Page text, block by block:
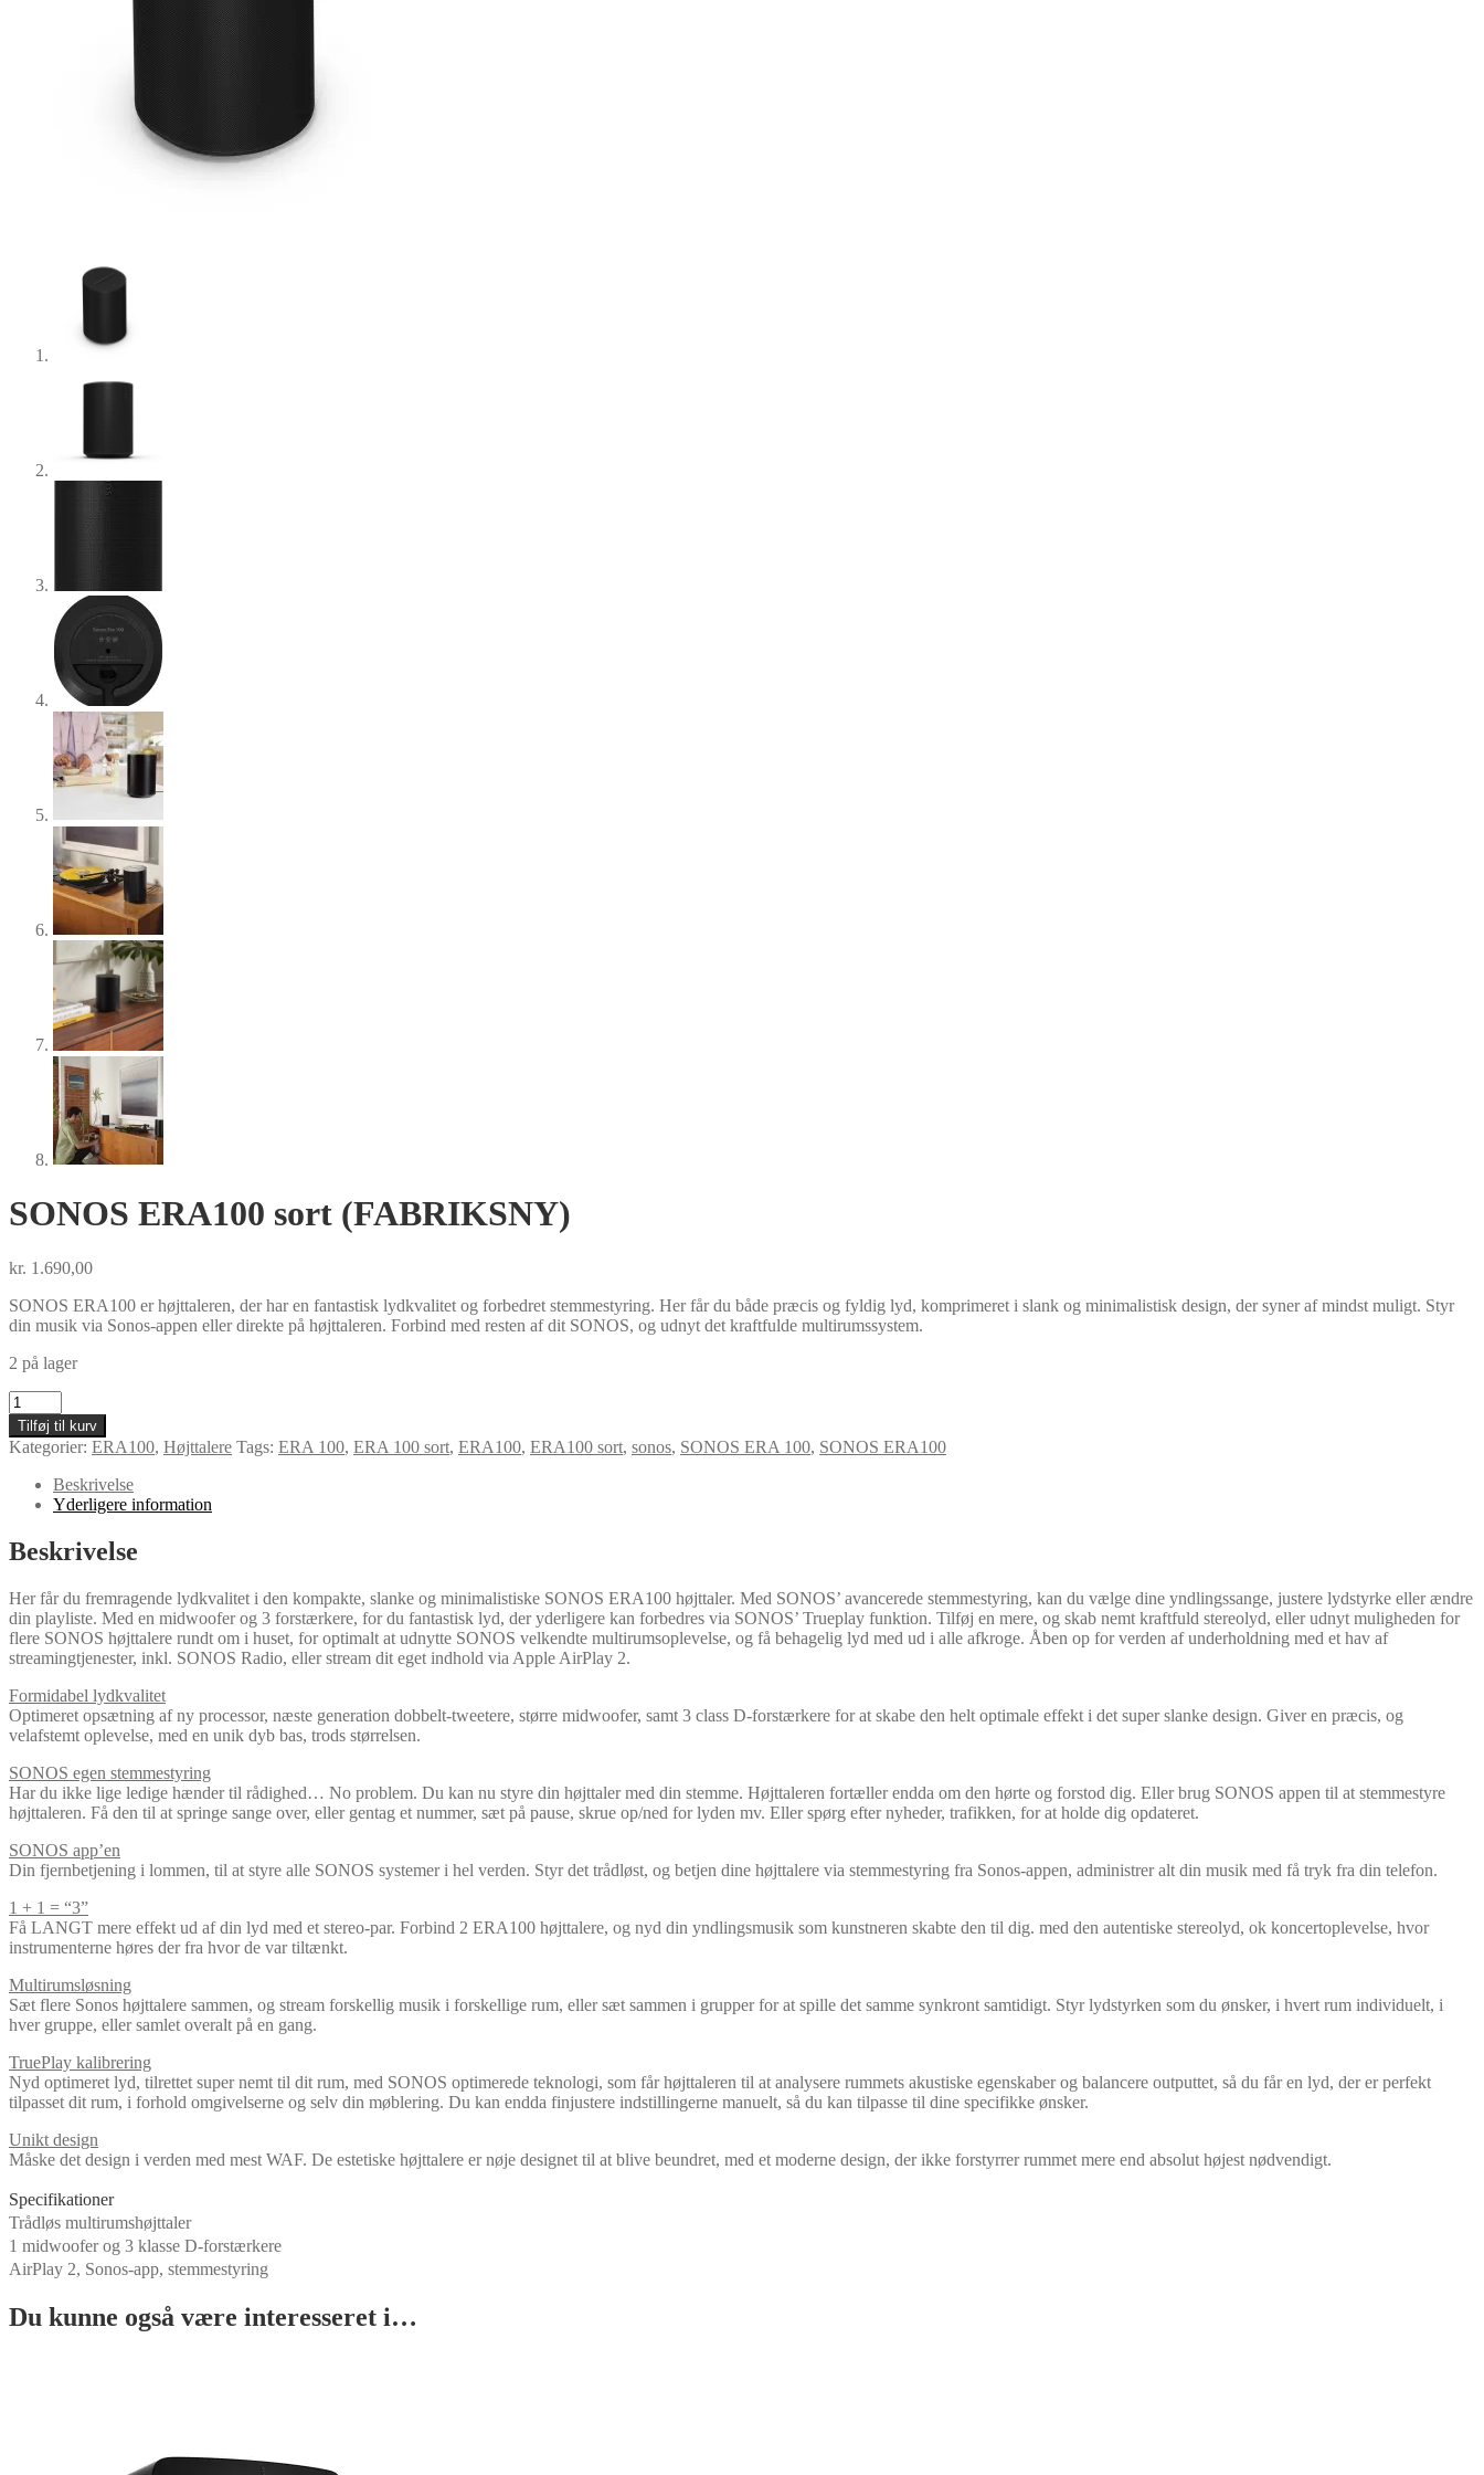
SONOS ERA100 sort (FABRIKSNY)
kr. 1.690,00
SONOS ERA100 er højttaleren, der har en fantastisk lydkvalitet og forbedret stemmestyring. Her får du både præcis og fyldig lyd, komprimeret i slank og minimalistisk design, der syner af mindst muligt. Styr
din musik via Sonos-appen eller direkte på højttaleren. Forbind med resten af dit SONOS, og udnyt det kraftfulde multirumssystem.
2 på lager
SONOS
ERA100
sort
(FABRIKSNY)
antal
Tilføj til kurv
Kategorier: ERA100, Højttalere Tags: ERA 100, ERA 100 sort, ERA100, ERA100 sort, sonos, SONOS ERA 100, SONOS ERA100
Beskrivelse
Yderligere information
Beskrivelse
Her får du fremragende lydkvalitet i den kompakte, slanke og minimalistiske SONOS ERA100 højttaler. Med SONOS’ avancerede stemmestyring, kan du vælge dine yndlingssange, justere lydstyrke eller ændre
din playliste. Med en midwoofer og 3 forstærkere, for du fantastisk lyd, der yderligere kan forbedres via SONOS’ Trueplay funktion. Tilføj en mere, og skab nemt kraftfuld stereolyd, eller udnyt muligheden for
flere SONOS højttalere rundt om i huset, for optimalt at udnytte SONOS velkendte multirumsoplevelse, og få behagelig lyd med ud i alle afkroge. Åben op for verden af underholdning med et hav af
streamingtjenester, inkl. SONOS Radio, eller stream dit eget indhold via Apple AirPlay 2.
Formidabel lydkvalitet
Optimeret opsætning af ny processor, næste generation dobbelt-tweetere, større midwoofer, samt 3 class D-forstærkere for at skabe den helt optimale effekt i det super slanke design. Giver en præcis, og
velafstemt oplevelse, med en unik dyb bas, trods størrelsen.
SONOS egen stemmestyring
Har du ikke lige ledige hænder til rådighed… No problem. Du kan nu styre din højttaler med din stemme. Højttaleren fortæller endda om den hørte og forstod dig. Eller brug SONOS appen til at stemmestyre
højttaleren. Få den til at springe sange over, eller gentag et nummer, sæt på pause, skrue op/ned for lyden mv. Eller spørg efter nyheder, trafikken, for at holde dig opdateret.
SONOS app’en
Din fjernbetjening i lommen, til at styre alle SONOS systemer i hel verden. Styr det trådløst, og betjen dine højttalere via stemmestyring fra Sonos-appen, administrer alt din musik med få tryk fra din telefon.
1 + 1 = “3”
Få LANGT mere effekt ud af din lyd med et stereo-par. Forbind 2 ERA100 højttalere, og nyd din yndlingsmusik som kunstneren skabte den til dig. med den autentiske stereolyd, ok koncertoplevelse, hvor
instrumenterne høres der fra hvor de var tiltænkt.
Multirumsløsning
Sæt flere Sonos højttalere sammen, og stream forskellig musik i forskellige rum, eller sæt sammen i grupper for at spille det samme synkront samtidigt. Styr lydstyrken som du ønsker, i hvert rum individuelt, i
hver gruppe, eller samlet overalt på en gang.
TruePlay kalibrering
Nyd optimeret lyd, tilrettet super nemt til dit rum, med SONOS optimerede teknologi, som får højttaleren til at analysere rummets akustiske egenskaber og balancere outputtet, så du får en lyd, der er perfekt
tilpasset dit rum, i forhold omgivelserne og selv din møblering. Du kan endda finjustere indstillingerne manuelt, så du kan tilpasse til dine specifikke ønsker.
Unikt design
Måske det design i verden med mest WAF. De estetiske højttalere er nøje designet til at blive beundret, med et moderne design, der ikke forstyrrer rummet mere end absolut højest nødvendigt.
Specifikationer
Trådløs multirumshøjttaler
1 midwoofer og 3 klasse D-forstærkere
AirPlay 2, Sonos-app, stemmestyring
Du kunne også være interesseret i…